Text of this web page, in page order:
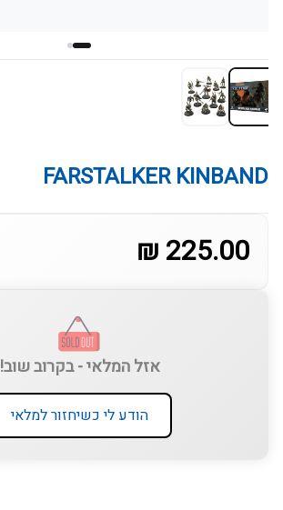
FARSTALKER KINBAND
225.00 ₪
אזל המלאי - בקרוב שוב!
הודע לי כשיחזור למלאי